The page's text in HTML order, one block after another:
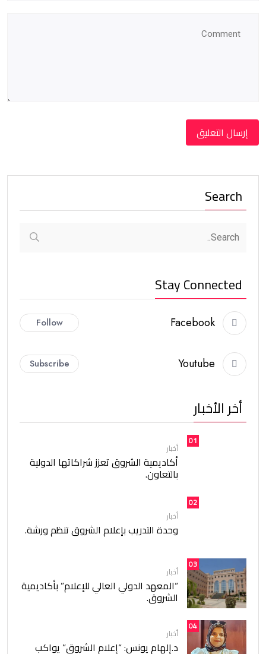
Search
Stay Connected
Facebook
Follow
Youtube
Subscribe
أخر الأخبار
01
أخبار
أكاديمية الشروق تعزز شراكاتها الدولية
بالتعاون.
02
أخبار
وحدة التدريب بإعلام الشروق تنظم ورشة.
03
أخبار
“المعهد الدولي العالي للإعلام” بأكاديمية
الشروق.
04
أخبار
د.إلهام يونس: “إعلام الشروق” يواكب